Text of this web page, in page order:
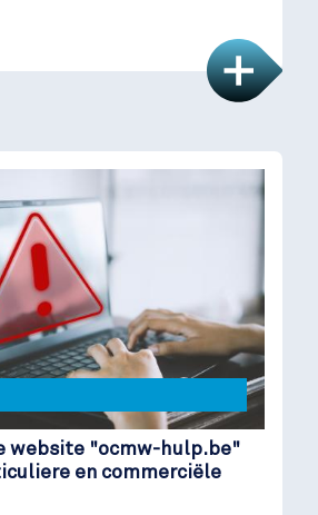
website "ocmw-hulp.be"
en commerciële